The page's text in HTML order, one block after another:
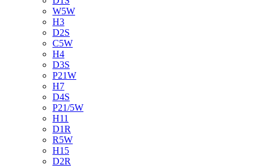
W5W
H3
D2S
C5W
H4
D3S
P21W
H7
D4S
P21/5W
H11
D1R
R5W
H15
D2R